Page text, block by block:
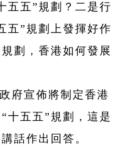
五五”規劃？二是行
五”規劃上發揮好作
劃，香港如何發展
府宣佈將制定香港
十五五”規劃，這是
話作出回答。